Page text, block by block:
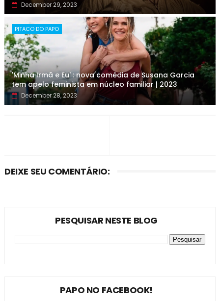
December 29, 2023
PITACO DO PAPO
'Minha Irmã e Eu' : nova comédia de Susana Garcia
tem apelo feminista em núcleo familiar | 2023
December 28, 2023
DEIXE SEU COMENTÁRIO:
PESQUISAR NESTE BLOG
PAPO NO FACEBOOK!